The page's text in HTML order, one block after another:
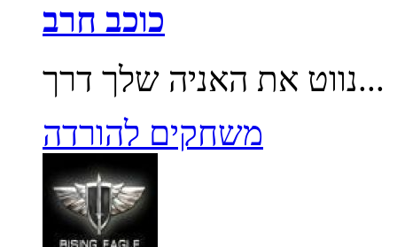
כוכב חרב
נווט את האניה שלך דרך...
משחקים להורדה